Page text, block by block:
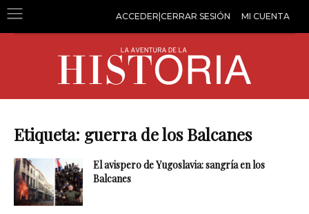
ACCEDER|CERRAR SESIÓN MI CUENTA
Etiqueta: guerra de los Balcanes
El avispero de Yugoslavia: sangría en los
Balcanes